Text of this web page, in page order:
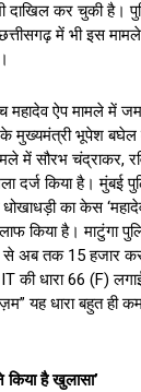
दाखिल कर चुकी है।
में भी इस
महादेव ऐप मामले में
मुख्‍यमंत्री भूपेश
में सौरभ चंद्राकर,
दर्ज किया है। मुंबई
का केस
किया है। माटुंगा
अब तक 15 हजार
की धारा 66 (F)
यह धारा बहुत ही
है खुलासा’